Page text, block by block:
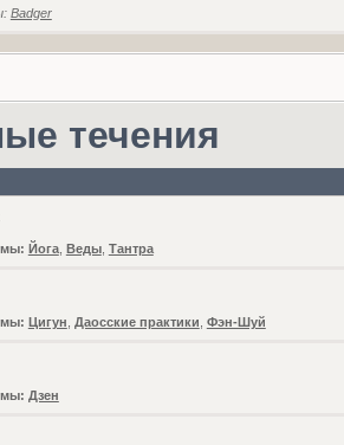
Badger
течения
Йога, Веды, Тантра
Цигун Даосские практики Фэн-Шуй
Дзен